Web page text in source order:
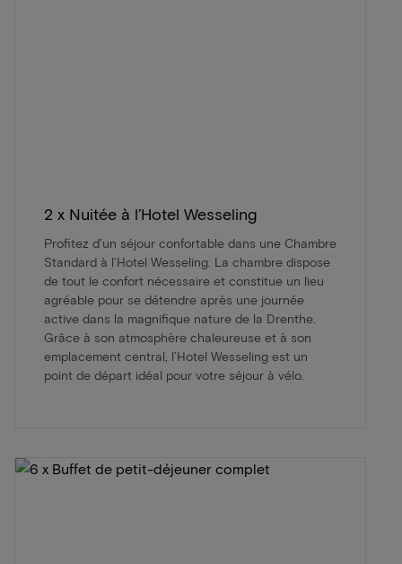
2 x Nuitée à l’Hotel Wesseling
Profitez d’un séjour confortable dans une Chambre
Standard à l’Hotel Wesseling. La chambre dispose
de tout le confort nécessaire et constitue un lieu
agréable pour se détendre après une journée
active dans la magnifique nature de la Drenthe.
Grâce à son atmosphère chaleureuse et à son
emplacement central, l’Hotel Wesseling est un
point de départ idéal pour votre séjour à vélo.